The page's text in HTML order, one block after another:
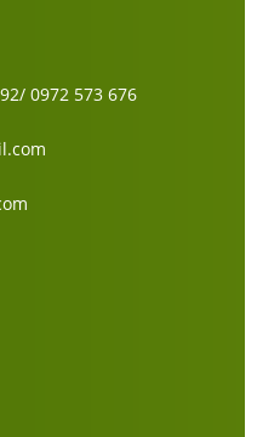
0972 573 676